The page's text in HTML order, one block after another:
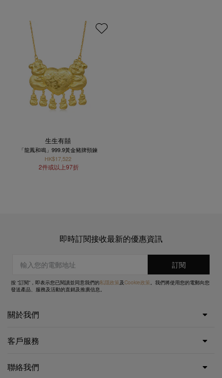
生生有囍
「龍鳳和鳴」999.9黃金豬牌頸鍊
HK$17,522
2件或以上97折
即時訂閱接收最新的優惠資訊
按 “訂閱”，即表示您已閱讀並同意我們的私隱政策及Cookie政策 。我們將使用您的電郵向您
發送產品、服務及活動的直銷及推廣信息。
關於我們
客戶服務
聯絡我們